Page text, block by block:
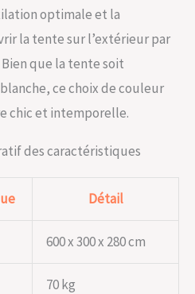
optimale et la
la tente sur l’extérieur par
que la tente soit
ce choix de couleur
chic et intemporelle.
des caractéristiques
Détail
600 x 300 x 280 cm
70 kg